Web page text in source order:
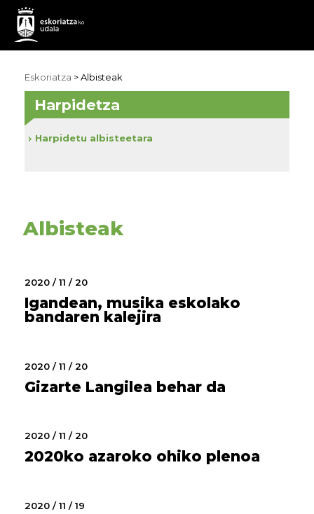
Eskoriatza >Albisteak
Albisteak
2020 / 11 / 20
Igandean, musika eskolako
bandaren kalejira
2020 / 11 / 20
Gizarte Langilea behar da
2020 / 11 / 20
2020ko azaroko ohiko plenoa
2020 / 11 / 19
Harpidetza
Harpidetu albisteetara